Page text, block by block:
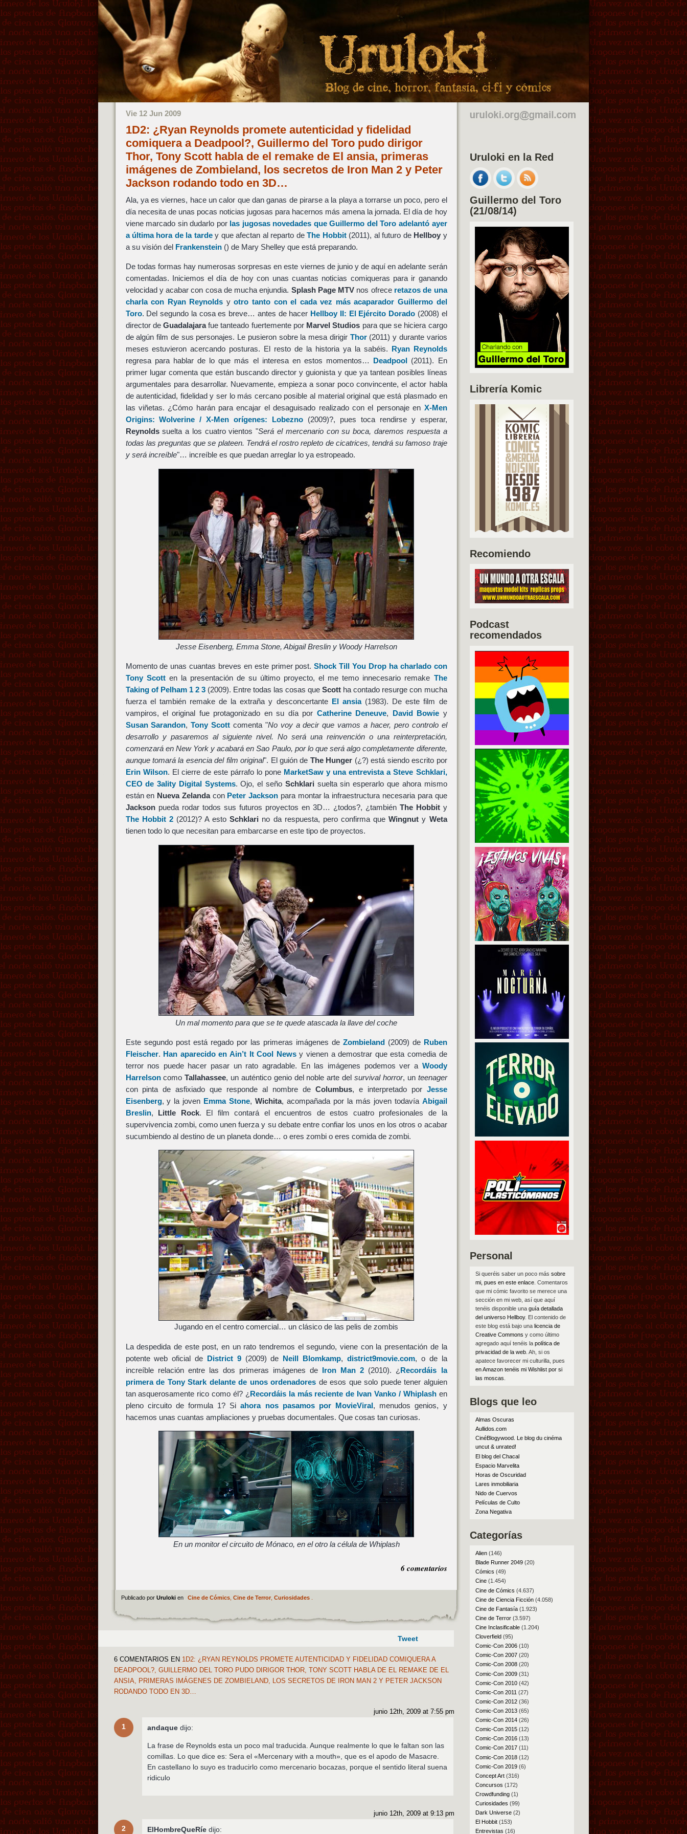
Vie 12 Jun 2009
1D2: ¿Ryan Reynolds promete autenticidad y fidelidad
comiquera a Deadpool?, Guillermo del Toro pudo dirigor
Thor, Tony Scott habla de el remake de El ansia, primeras
imágenes de Zombieland, los secretos de Iron Man 2 y Peter
Jackson rodando todo en 3D…
Ala, ya es viernes, hace un calor que dan ganas de pirarse a la playa a torrarse un poco, pero el
día necesita de unas pocas noticias jugosas para hacernos más amena la jornada. El día de hoy
viene marcado sin dudarlo por las jugosas novedades que Guillermo del Toro adelantó ayer
a última hora de la tardey que afectan al reparto deThe Hobbit(2011), al futuro de Hellboy y
a su visión del Frankenstein() de Mary Shelley que está preparando.
De todas formas hay numerosas sorpresas en este viernes de junio y de aquí en adelante serán
comentadas. Iniciemos el día de hoy con unas cuantas noticias comiqueras para ir ganando
velocidad y acabar con cosa de mucha enjundia. Splash Page MTV nos ofrece retazos de una
charla con Ryan Reynolds yotro tanto con el cada vez más acaparador Guillermo del
Toro. Del segundo la cosa es breve… antes de hacer Hellboy II: El Ejército Dorado (2008) el
director de Guadalajarafue tanteado fuertemente por Marvel Studios para que se hiciera cargo
de algún film de sus personajes. Le pusieron sobre la mesa dirigir Thor(2011) y durante varios
meses estuvieron acercando posturas. El resto de la historia ya la sabéis. Ryan Reynolds
regresa para hablar de lo que más el interesa en estos momentos… Deadpool (2011). En
primer lugar comenta que están buscando director y guionista y que ya tantean posibles líneas
argumentales para desarrollar. Nuevamente, empieza a sonar poco convincente, el actor habla
de autenticidad, fidelidad y ser lo más cercano posible al material original que está plasmado en
las viñetas. ¿Cómo harán para encajar el desaguisado realizado con el personaje en X-Men
Origins: Wolverine / X-Men orígenes: Lobezno (2009)?, pues toca rendirse y esperar,
Reynoldssuelta a los cuatro vientos "Será el mercenario con su boca, daremos respuesta a
todas las preguntas que se plateen. Tendrá el rostro repleto de cicatrices, tendrá su famoso traje
y será increíble"… increíble es que puedan arreglar lo ya estropeado.
Jesse Eisenberg, Emma Stone, Abigail Breslin y Woody Harrelson
Momento de unas cuantas breves en este primer post.Shock Till You Drop ha charlado con
Tony Scotten la presentación de su último proyecto, el me temo innecesario remake The
Taking of Pelham 1 2 3(2009). Entre todas las cosas queScott ha contado resurge con mucha
fuerza el también remake de la extraña y desconcertante El ansia(1983). De este film de
vampiros, el original fue protagonizado en su día por Catherine Deneuve, David Bowie y
Susan Sarandon,Tony Scott comenta "No voy a decir que vamos a hacer, pero controlo el
desarrollo y pasaremos al siguiente nivel. No será una reinvención o una reinterpretación,
comenzará en New York y acabará en Sao Paulo, por lo que será algo completamente diferente,
aunque tomará la esencia del film original". El guión de The Hunger (¿?) está siendo escrito por
Erin Wilson. El cierre de este párrafo lo pone MarketSaw y una entrevista a Steve Schklari,
CEO de 3ality Digital Systems. Ojo, el seño Schklari suelta sin esperarlo que ahora mismo
están en Nueva Zelandacon Peter Jackson para montar la infraestructura necesaria para que
Jacksonpueda rodar todos sus futuros proyectos en 3D… ¿todos?, ¿también The Hobbity
The Hobbit 2(2012)? A estoSchklari no da respuesta, pero confirma queWingnut y Weta
tienen todo lo que necesitan para embarcarse en este tipo de proyectos.
Un mal momento para que se te quede atascada la llave del coche
Este segundo post está regado por las primeras imágenes de Zombieland(2009) de Ruben
Fleischer. Han aparecido en Ain’t It Cool Newsy vienen a demostrar que esta comedia de
terror nos puede hacer pasar un rato agradable. En las imágenes podemos ver a Woody
HarrelsoncomoTallahassee, un auténtico genio del noble arte delsurvival horror, un teenager
con pinta de asfixiado que responde al nombre de Columbus, e interpretado por Jesse
Eisenberg, y la joven Emma Stone,Wichita, acompañada por la más joven todavía Abigail
Breslin, Little Rock. El film contará el encuentros de estos cuatro profesionales de la
supervivencia zombi, como unen fuerza y su debate entre confiar los unos en los otros o acabar
sucumbiendo al destino de un planeta donde… o eres zombi o eres comida de zombi.
Jugando en el centro comercial… un clásico de las pelis de zombis
La despedida de este post, en un rato tendremos el segundo, viene con la presentación de la
potente web oficial de District 9(2009) de Neill Blomkamp,district9movie.com, o de la
increíble relación entre las dos primeras imágenes de Iron Man 2 (2010). ¿ Recordáis la
primera de Tony Stark delante de unos ordenadores de esos que solo puede tener alguien
tan asquerosamente rico como él? ¿ Recordáis la más reciente de Ivan Vanko / Whiplashen
pleno circuito de formula 1? Siahora nos pasamos por MovieViral, menudos genios, y
hacemos unas cuantas ampliaciones y pruebas documentales. Que cosas tan curiosas.
En un monitor el circuito de Mónaco, en el otro la célula de Whiplash
6 comentarios
Publicado por Uruloki en Cine de Cómics, Cine de Terror, Curiosidades.
Tweet
6 COMENTARIOS EN 1D2: ¿RYAN REYNOLDS PROMETE AUTENTICIDAD Y FIDELIDAD COMIQUERA A
DEADPOOL?, GUILLERMO DEL TORO PUDO DIRIGOR THOR, TONY SCOTT HABLA DE EL REMAKE DE EL
ANSIA, PRIMERAS IMÁGENES DE ZOMBIELAND, LOS SECRETOS DE IRON MAN 2 Y PETER JACKSON
RODANDO TODO EN 3D…
1
junio 12th, 2009 at 7:55 pm
andaque dijo:
La frase de Reynolds esta un poco mal traducida. Aunque realmente lo que le faltan son las
comillas. Lo que dice es: Sera el «Mercenary with a mouth», que es el apodo de Masacre.
En castellano lo suyo es traducirlo como mercenario bocazas, porque el sentido literal suena
ridiculo
2
junio 12th, 2009 at 9:13 pm
ElHombreQueRíe dijo:
Uruloki en la Red
Guillermo del Toro
(21/08/14)
Librería Komic
Recomiendo
Podcast
recomendados
Personal
Si queréis saber un poco más sobre
mi, pues en este enlace. Comentaros
que mi cómic favorito se merece una
sección en mi web, así que aquí
tenéis disponible una guía detallada
del universo Hellboy. El contenido de
este blog está bajo una licencia de
Creative Commons y como último
agregado aquí tenéis la política de
privacidad de la web. Ah, si os
apatece favorecer mi culturilla, pues
en Amazon tenéis mi Wishlist por si
las moscas
Blogs que leo
Almas Oscuras
Aullidos.com
CinéBlogywood. Le blog du cinéma
uncut & unrated!
El blog del Chacal
Espacio Marvelita
Horas de Oscuridad
Lares inmobiliaria
Nido de Cuervos
Películas de Culto
Zona Negativa
Categorías
Alien(146)
Blade Runner 2049(20)
Cómics (49)
Cine(1.454)
Cine de Cómics (4.637)
Cine de Ciencia Ficción(4.058)
Cine de Fantasía(1.923)
Cine de Terror(3.597)
Cine Inclasificable(1.204)
Cloverfield(95)
Comic-Con 2006(10)
Comic-Con 2007(20)
Comic-Con 2008(20)
Comic-Con 2009(31)
Comic-Con 2010(42)
Comic-Con 2011 (27)
Comic-Con 2012(36)
Comic-Con 2013(65)
Comic-Con 2014(26)
Comic-Con 2015(12)
Comic-Con 2016(13)
Comic-Con 2017(11)
Comic-Con 2018(12)
Comic-Con 2019(6)
Concept Art(316)
Concursos (172)
Crowdfunding(1)
Curiosidades (99)
Dark Universe(2)
El Hobbit(153)
Entrevistas (16)